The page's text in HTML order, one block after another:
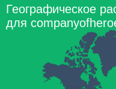
Географическое
для